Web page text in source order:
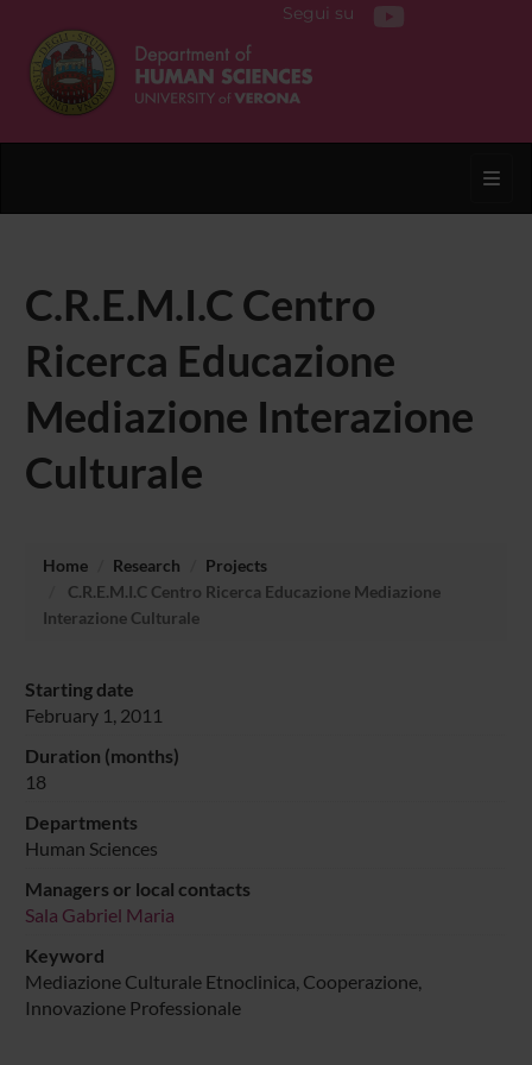
Segui su
C.R.E.M.I.C Centro
Ricerca Educazione
Mediazione Interazione
Culturale
Home Research
Projects
C.R.E.M.I.C Centro Ricerca Educazione Mediazione
Interazione Culturale
Starting date
February 1, 2011
Duration (months)
18
Departments
Human Sciences
Managers or local contacts
Sala Gabriel Maria
Keyword
Mediazione Culturale Etnoclinica, Cooperazione,
Innovazione Professionale